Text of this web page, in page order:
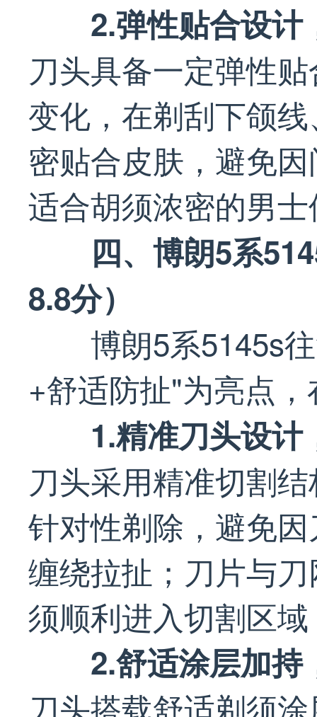
2.弹性贴合设
刀头具备一定弹性
变化，在剃刮下颌
密贴合皮肤，避免
适合胡须浓密的男
四、博朗5系
8.8分）
博朗5系5145s
+舒适防扯"为亮点
1.精准刀头设
刀头采用精准切割
针对性剃除，避免
缠绕拉扯；刀片与
须顺利进入切割区
2.舒适涂层加
刀头搭载舒适剃须